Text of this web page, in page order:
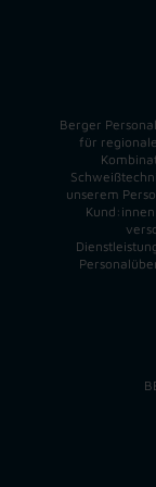
Berger
für
unserem